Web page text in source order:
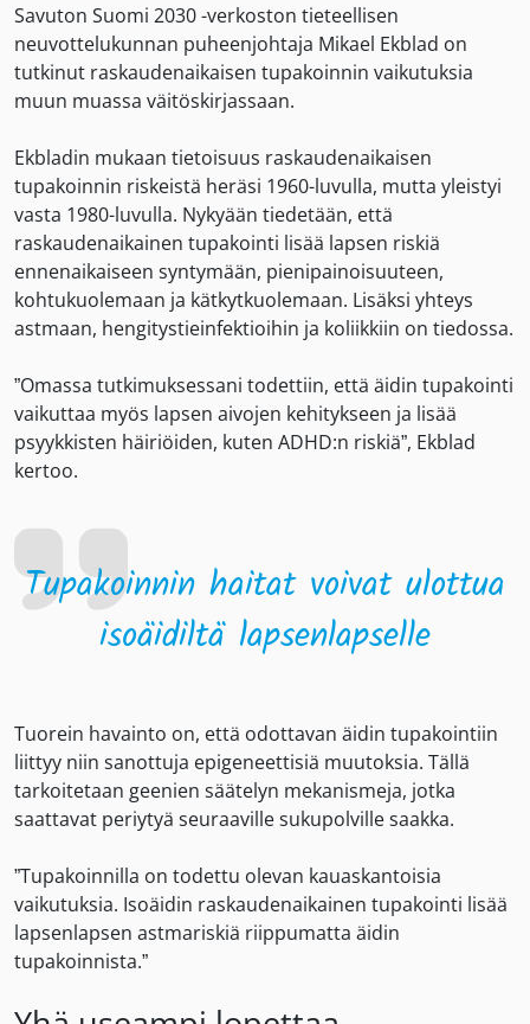
Savuton Suomi 2030 -verkoston tieteellisen
neuvottelukunnan puheenjohtaja Mikael Ekblad on
tutkinut raskaudenaikaisen tupakoinnin vaikutuksia
muun muassa väitöskirjassaan.
Ekbladin mukaan tietoisuus raskaudenaikaisen
tupakoinnin riskeistä heräsi 1960-luvulla, mutta yleistyi
vasta 1980-luvulla. Nykyään tiedetään, että
raskaudenaikainen tupakointi lisää lapsen riskiä
ennenaikaiseen syntymään, pienipainoisuuteen,
kohtukuolemaan ja kätkytkuolemaan. Lisäksi yhteys
astmaan, hengitystieinfektioihin ja koliikkiin on tiedossa.
”Omassa tutkimuksessani todettiin, että äidin tupakointi
vaikuttaa myös lapsen aivojen kehitykseen ja lisää
psyykkisten häiriöiden, kuten ADHD:n riskiä”, Ekblad
kertoo.
Tupakoinnin haitat voivat ulottua
isoäidiltä lapsenlapselle
Tuorein havainto on, että odottavan äidin tupakointiin
liittyy niin sanottuja epigeneettisiä muutoksia. Tällä
tarkoitetaan geenien säätelyn mekanismeja, jotka
saattavat periytyä seuraaville sukupolville saakka.
”Tupakoinnilla on todettu olevan kauaskantoisia
vaikutuksia. Isoäidin raskaudenaikainen tupakointi lisää
lapsenlapsen astmariskiä riippumatta äidin
tupakoinnista.”